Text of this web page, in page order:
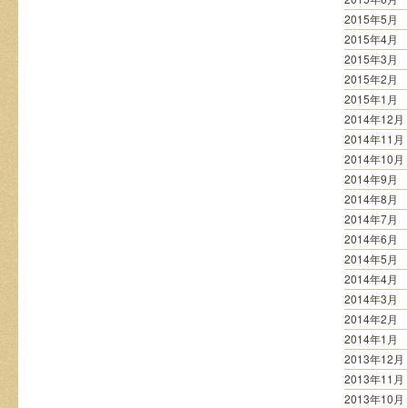
2015年5月
2015年4月
2015年3月
2015年2月
2015年1月
2014年12月
2014年11月
2014年10月
2014年9月
2014年8月
2014年7月
2014年6月
2014年5月
2014年4月
2014年3月
2014年2月
2014年1月
2013年12月
2013年11月
2013年10月